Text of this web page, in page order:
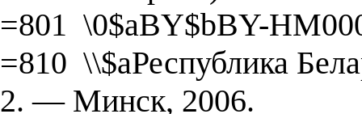
=801 \0$aBY$bBY-
=810 \\$aРеспублика
2. — Минск, 2006.